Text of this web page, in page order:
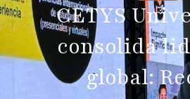
CETYS
consolida
global: